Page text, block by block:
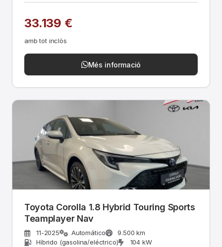
33.139 €
amb tot inclòs
Més informació
Toyota Corolla 1.8 Hybrid Touring Sports
Teamplayer Nav
11-2025 Automático
9.500 km
Híbrido (gasolina/eléctrico)
104 kW